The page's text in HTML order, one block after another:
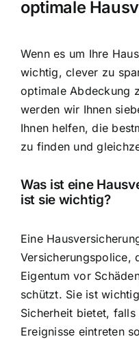
optimale
Wenn es um Ihre
wichtig,clever zu
optimale Abdeckung
werden wir Ihnen
Ihnen helfen, die
zu finden und
Was ist eine
ist sie wichtig?
Eine
Versicherungspolice,
Eigentum vor
schützt. Sie ist
Sicherheit bietet, falls
Ereignisse eintreten